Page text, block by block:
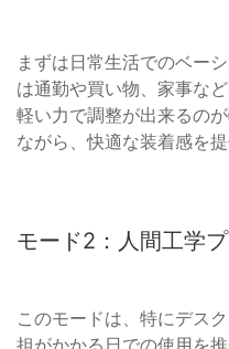
まずは日常生活でのベー
は通勤や買い物、家事な
軽い力で調整が出来るの
ながら、快適な装着感を提
モード2：人間工学
このモードは、特にデス